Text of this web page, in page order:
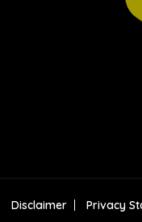
Disclaimer Privacy